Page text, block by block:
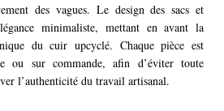
des vagues. Le design des sacs et
minimaliste, mettant en avant la
du cuir upcyclé. Chaque pièce est
ou sur commande, afin d’éviter toute
l’authenticité du travail artisanal.